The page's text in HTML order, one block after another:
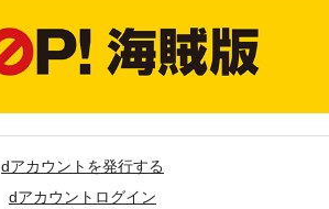
dアカウントを発行する
dアカウントログイン